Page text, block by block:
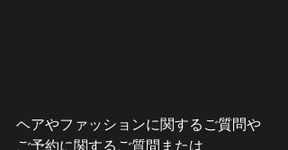
ヘアやファッションに関するご質問や
ご予約に関するご質問または